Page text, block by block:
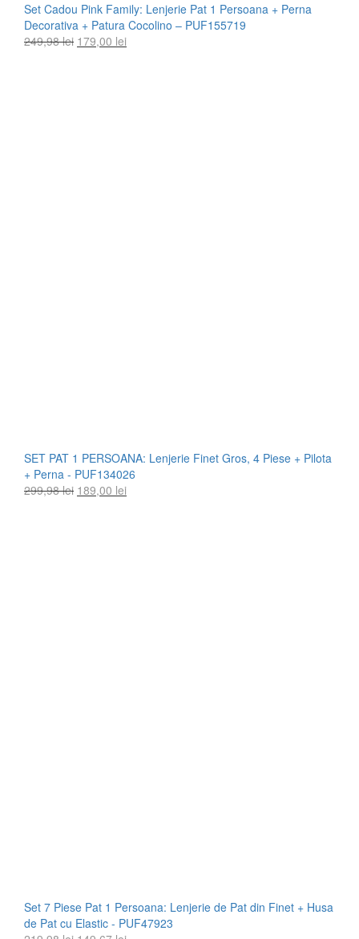
Set Cadou Pink Family: Lenjerie Pat 1 Persoana + Perna
Decorativa + Patura Cocolino – PUF155719
249,98lei Prețul
179,00 leiPrețul
SET PAT 1 PERSOANA: Lenjerie Finet Gros, 4 Piese + Pilota
+ Perna - PUF134026
299,98lei Prețul
189,00 leiPrețul
Set 7 Piese Pat 1 Persoana: Lenjerie de Pat din Finet + Husa
de Pat cu Elastic - PUF47923